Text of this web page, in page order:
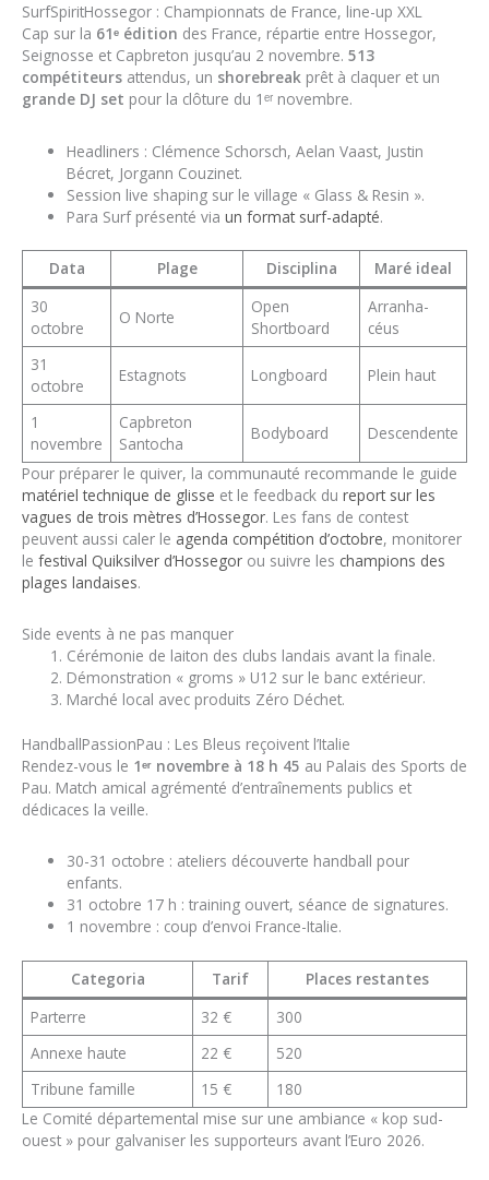
SurfSpiritHossegor : Championnats de France, line-up XXL
Cap sur la 61ᵉ édition des France, répartie entre Hossegor,
Seignosse et Capbreton jusqu’au 2 novembre. 513
compétiteurs attendus, un shorebreak prêt à claquer et un
grande DJ set pour la clôture du 1ᵉʳ novembre.
Headliners : Clémence Schorsch, Aelan Vaast, Justin
Bécret, Jorgann Couzinet.
Session live shaping sur le village « Glass & Resin ».
Para Surf présenté viaun format surf-adapté.
Data Plage Disciplina
Maré ideal
30
octobre
O Norte
Open
Shortboard
Arranha-
céus
31
octobre
Estagnots Longboard Plein haut
1
novembre
Capbreton
Santocha
Bodyboard
Descendente
Pour préparer le quiver, la communauté recommande le guide
matériel technique de glisse et le feedback du report sur les
vagues de trois mètres d’Hossegor. Les fans de contest
peuvent aussi caler le agenda compétition d’octobre, monitorer
le festival Quiksilver d’Hossegor ou suivre les champions des
plages landaises.
Side events à ne pas manquer
Cérémonie de laiton des clubs landais avant la finale.
Démonstration « groms » U12 sur le banc extérieur.
Marché local avec produits Zéro Déchet.
HandballPassionPau : Les Bleus reçoivent l’Italie
Rendez-vous le 1ᵉʳ novembre à 18 h 45 au Palais des Sports de
Pau. Match amical agrémenté d’entraînements publics et
dédicaces la veille.
30-31 octobre : ateliers découverte handball pour
enfants.
31 octobre 17 h : training ouvert, séance de signatures.
1 novembre : coup d’envoi France-Italie.
Categoria Tarif
Places restantes
Parterre
32 €
300
Annexe haute
22 €
520
Tribune famille
15 €
180
Le Comité départemental mise sur une ambiance « kop sud-
ouest » pour galvaniser les supporteurs avant l’Euro 2026.